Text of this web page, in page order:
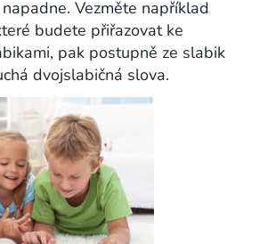
Vezměte například
budete přiřazovat ke
pak postupně ze slabik
dvojslabičná slova.